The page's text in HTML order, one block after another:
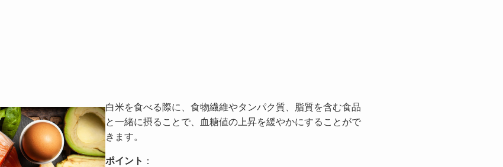
白米を食べる際に、食物繊維やタンパク質、脂質を含む食品
と一緒に摂ることで、血糖値の上昇を緩やかにすることがで
きます。
ポイント ：